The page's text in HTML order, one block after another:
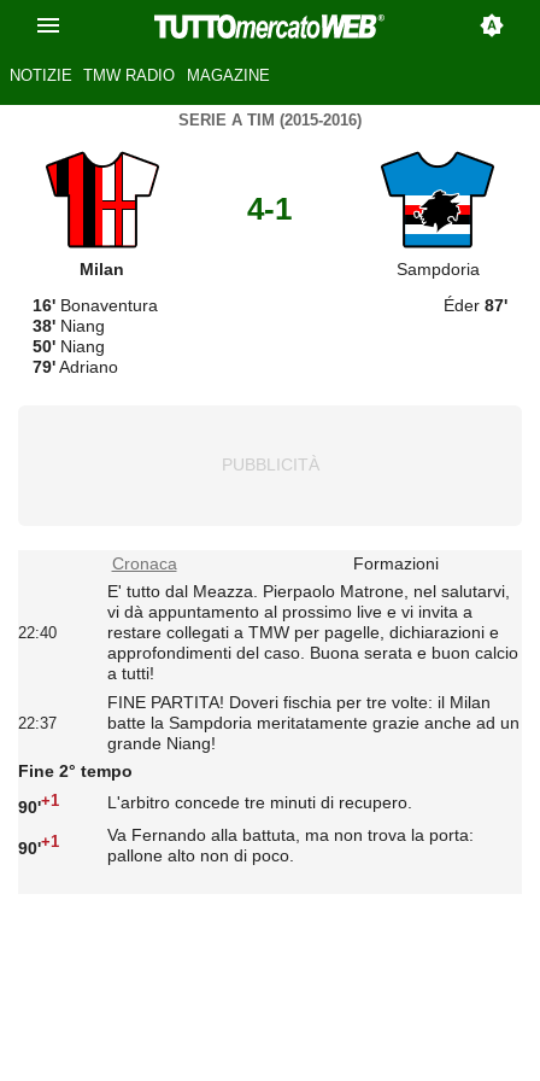
NOTIZIE TMW RADIO MAGAZINE
SERIE A TIM (2015-2016)
Milan
4-1
Sampdoria
16' Bonaventura
38' Niang
50' Niang
79'Adriano
Éder 87'
Cronaca Formazioni
22:40
E' tutto dal Meazza. Pierpaolo Matrone, nel salutarvi,
vi dà appuntamento al prossimo live e vi invita a
restare collegati a TMW per pagelle, dichiarazioni e
approfondimenti del caso. Buona serata e buon calcio
a tutti!
22:37
FINE PARTITA! Doveri fischia per tre volte: il Milan
batte la Sampdoria meritatamente grazie anche ad un
grande Niang!
Fine 2° tempo
90'+1 L'arbitro concede tre minuti di recupero.
90'+1
Va Fernando alla battuta, ma non trova la porta:
pallone alto non di poco.